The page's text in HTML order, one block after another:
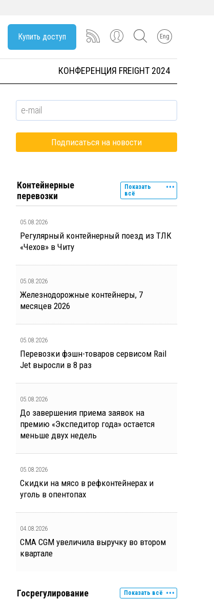
Купить доступ Eng
КОНФЕРЕНЦИЯ FREIGHT 2024
Контейнерные
перевозки
Показать
всё
05.08.2026
Регулярный контейнерный поезд из ТЛК
«Чехов» в Читу
05.08.2026
Железнодорожные контейнеры, 7
месяцев 2026
05.08.2026
Перевозки фэшн-товаров сервисом Rail
Jet выросли в 8 раз
05.08.2026
До завершения приема заявок на
премию «Экспедитор года» остается
меньше двух недель
05.08.2026
Скидки на мясо в рефконтейнерах и
уголь в опентопах
04.08.2026
CMA CGM увеличила выручку во втором
квартале
Госрегулирование Показать всё